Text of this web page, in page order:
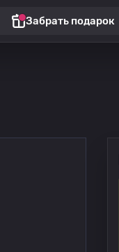
Забрать подарок